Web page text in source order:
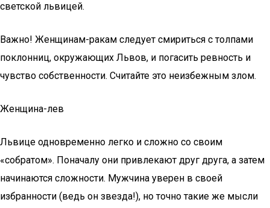
светской львицей.
Важно! Женщинам-ракам следует смириться с толпами
поклонниц, окружающих Львов, и погасить ревность и
чувство собственности. Считайте это неизбежным злом.
Женщина-лев
Львице одновременно легко и сложно со своим
«собратом». Поначалу они привлекают друг друга, а затем
начинаются сложности. Мужчина уверен в своей
избранности (ведь он звезда!), но точно такие же мысли